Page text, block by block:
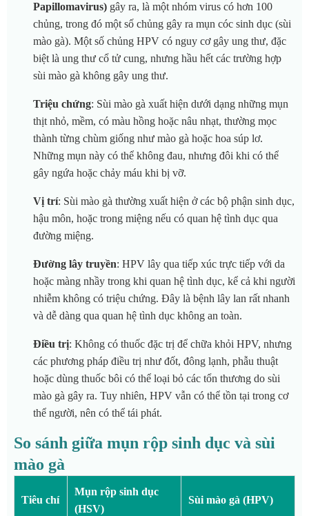
Papillomavirus) gây ra, là một nhóm virus có hơn 100
chủng, trong đó một số chủng gây ra mụn cóc sinh dục (sùi
mào gà). Một số chủng HPV có nguy cơ gây ung thư, đặc
biệt là ung thư cổ tử cung, nhưng hầu hết các trường hợp
sùi mào gà không gây ung thư.
Triệu chứng: Sùi mào gà xuất hiện dưới dạng những mụn
thịt nhỏ, mềm, có màu hồng hoặc nâu nhạt, thường mọc
thành từng chùm giống như mào gà hoặc hoa súp lơ.
Những mụn này có thể không đau, nhưng đôi khi có thể
gây ngứa hoặc chảy máu khi bị vỡ.
Vị trí: Sùi mào gà thường xuất hiện ở các bộ phận sinh dục,
hậu môn, hoặc trong miệng nếu có quan hệ tình dục qua
đường miệng.
Đường lây truyền: HPV lây qua tiếp xúc trực tiếp với da
hoặc màng nhầy trong khi quan hệ tình dục, kể cả khi người
nhiễm không có triệu chứng. Đây là bệnh lây lan rất nhanh
và dễ dàng qua quan hệ tình dục không an toàn.
Điều trị: Không có thuốc đặc trị để chữa khỏi HPV, nhưng
các phương pháp điều trị như đốt, đông lạnh, phẫu thuật
hoặc dùng thuốc bôi có thể loại bỏ các tổn thương do sùi
mào gà gây ra. Tuy nhiên, HPV vẫn có thể tồn tại trong cơ
thể người, nên có thể tái phát.
So sánh giữa mụn rộp sinh dục và sùi
mào gà
Tiêu chí
Mụn rộp sinh dục
(HSV)
Sùi mào gà (HPV)